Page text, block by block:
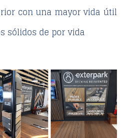
con una mayor vida útil
sólidos de por vida